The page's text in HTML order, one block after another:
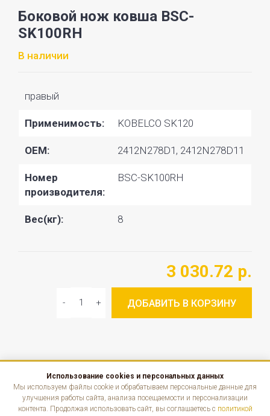
Боковой нож ковша BSC-
SK100RH
В наличии
правый
Применимость: KOBELCO SK120
OEM: 2412N278D1, 2412N278D11
Номер
производителя:
BSC-SK100RH
Вес(кг): 8
3 030.72 р.
ДОБАВИТЬ В КОРЗИНУ
КАТАЛОГ
ИНФОРМАЦИЯ
Использование cookies и персональных данных
Мы используем файлы cookie и обрабатываем персональные данные для
улучшения работы сайта, анализа посещаемости и персонализации
контента. Продолжая использовать сайт, вы соглашаетесь с политикой